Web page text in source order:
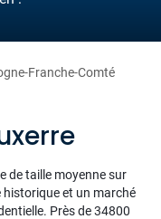
Franche-Comté
de taille moyenne sur
historique et un marché
Près de 34800